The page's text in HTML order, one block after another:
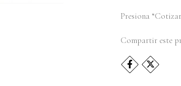
Presiona
Compartir este